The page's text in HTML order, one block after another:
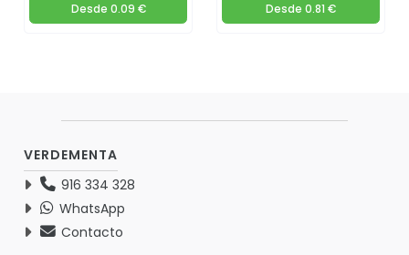
Desde 0.09 € Desde 0.81 €
VERDEMENTA
916 334 328
WhatsApp
Contacto